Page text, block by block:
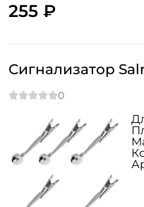
255 ₽
Сигнализатор